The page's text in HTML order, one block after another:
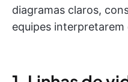
diagramas claros,
equipes interpretarem